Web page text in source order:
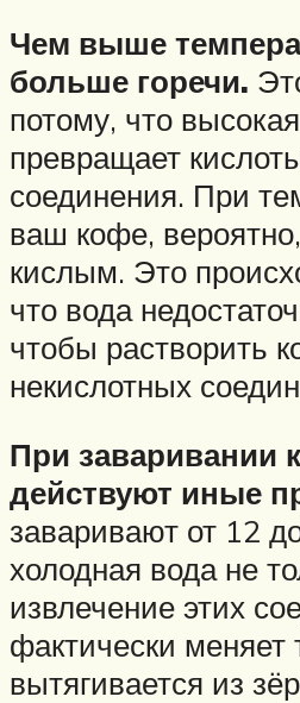
Чем выше
больше горечи.
потому, что
превращает
соединения. При
ваш кофе,
кислым. Это
что вода
чтобы растворить
некислотных
При заваривании
действуют иные
заваривают от 12
холодная вода не
извлечение этих
фактически меняет
вытягивается из